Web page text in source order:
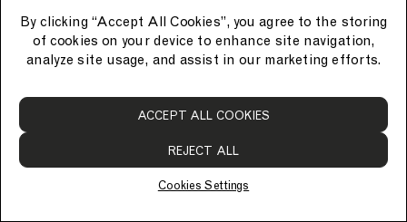
Einkaufsverzeichnissen oder über andere Dritte
angegeben werden.
Verzicht
auf eine vorherige oder nachfolgende Verletzung
einer Bestimmung auszulegen.
By clicking “Accept All Cookies”, you agree to the storing
of cookies on your device to enhance site navigation,
analyze site usage, and assist in our marketing efforts.
Cookies Settings
REJECT ALL
ACCEPT ALL COOKIES